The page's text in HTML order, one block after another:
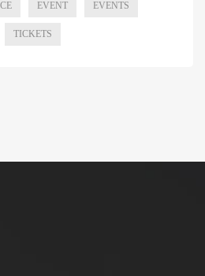
EVENT EVENTS
TICKETS